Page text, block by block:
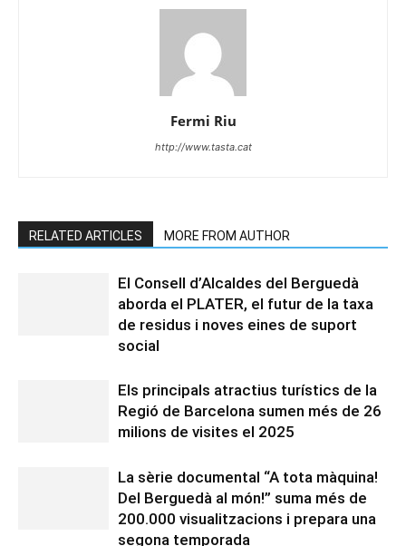
Fermi Riu
http://www.tasta.cat
RELATED ARTICLES MORE FROM AUTHOR
El Consell d’Alcaldes del Berguedà
aborda el PLATER, el futur de la taxa
de residus i noves eines de suport
social
Els principals atractius turístics de la
Regió de Barcelona sumen més de 26
milions de visites el 2025
La sèrie documental “A tota màquina!
Del Berguedà al món!” suma més de
200.000 visualitzacions i prepara una
segona temporada